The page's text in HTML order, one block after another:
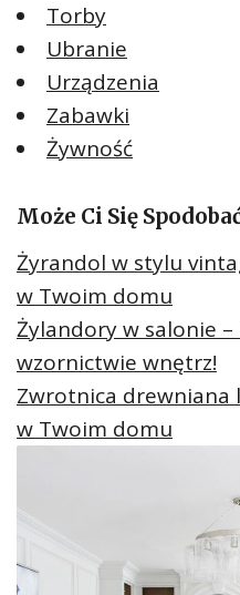
Torby
Ubranie
Urządzenia
Zabawki
Żywność
Może Ci Się
Żyrandol w stylu
w Twoim domu
Żylandory w salonie
wzornictwie wnętrz!
Zwrotnica drewniana
w Twoim domu